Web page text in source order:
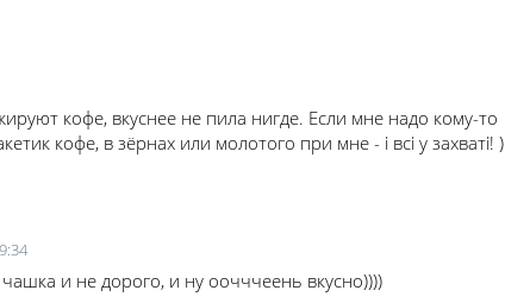
кофе, вкуснее не пила нигде. Если мне надо кому-то
кофе, в зёрнах или молотого при мне - і всі у захваті! )
и не дорого, и ну оочччеень вкусно))))